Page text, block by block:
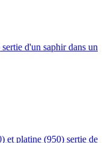
d'un saphir dans un
et platine (950) sertie de